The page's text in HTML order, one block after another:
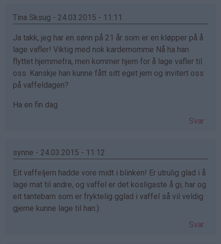
Tina Sksug - 24.03.2015 - 11:11
Ja takk, jeg har en sønn på 21 år som er en kløpper på å
lage vafler! Viktig med nok kardemomme Nå ha han
flyttet hjemmefra, men kommer hjem for å lage vafler til
oss. Kanskje han kunne fått sitt eget jern og invitert oss
på vaffeldagen?
Ha en fin dag
Svar
synne - 24.03.2015 - 11:12
Eit vaffeljern hadde vore midt i blinken! Er utrulig glad i å
lage mat til andre, og vaffel er det kosligaste å gi, har og
eit tantebarn som er fryktelig gglad i vaffel så vil veldig
gjerne kunne lage til han:)
Svar